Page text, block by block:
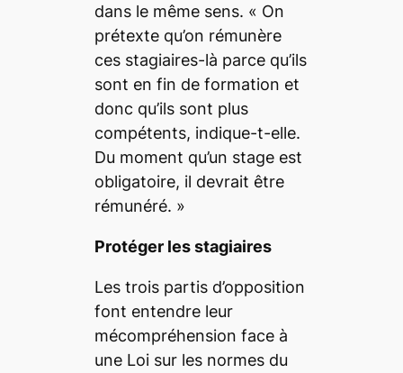
dans le même sens. « On
prétexte qu’on rémunère
ces stagiaires-là parce qu’ils
sont en fin de formation et
donc qu’ils sont plus
compétents, indique-t-elle.
Du moment qu’un stage est
obligatoire, il devrait être
rémunéré. »
Protéger les stagiaires
Les trois partis d’opposition
font entendre leur
mécompréhension face à
une Loi sur les normes du